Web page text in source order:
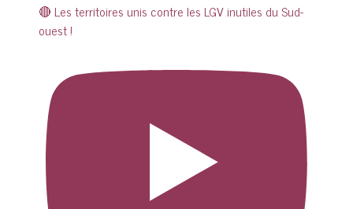
🔴 Les territoires unis contre les LGV inutiles du Sud-
ouest !